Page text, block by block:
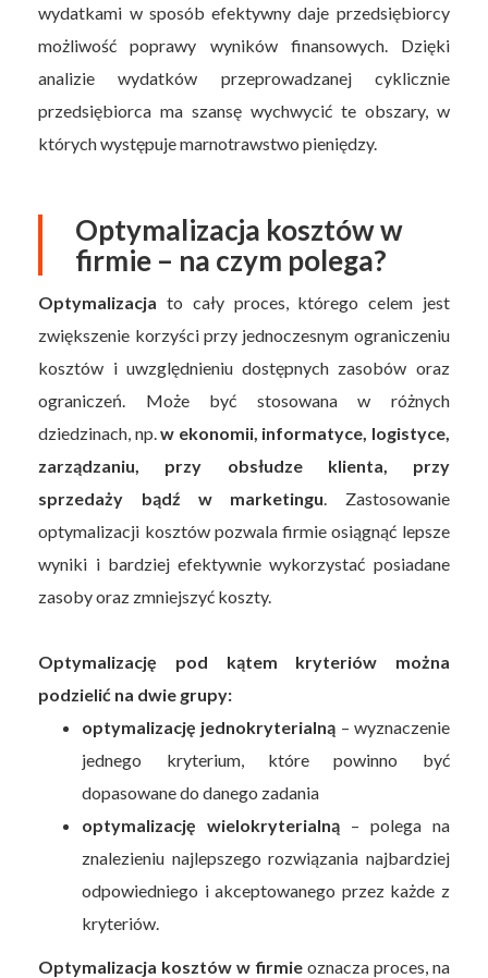
wydatkami w sposób efektywny daje przedsiębiorcy
możliwość poprawy wyników finansowych. Dzięki
analizie wydatków przeprowadzanej cyklicznie
przedsiębiorca ma szansę wychwycić te obszary, w
których występuje marnotrawstwo pieniędzy.
Optymalizacja kosztów w
firmie – na czym polega?
Optymalizacja to cały proces, którego celem jest
zwiększenie korzyści przy jednoczesnym ograniczeniu
kosztów i uwzględnieniu dostępnych zasobów oraz
ograniczeń. Może być stosowana w różnych
dziedzinach, np.w ekonomii, informatyce, logistyce,
zarządzaniu, przy obsłudze klienta, przy
sprzedaży bądź w marketingu . Zastosowanie
optymalizacji kosztów pozwala firmie osiągnąć lepsze
wyniki i bardziej efektywnie wykorzystać posiadane
zasoby oraz zmniejszyć koszty.
Optymalizację pod kątem kryteriów można
podzielić na dwie grupy:
optymalizację jednokryterialną – wyznaczenie
jednego kryterium, które powinno być
dopasowane do danego zadania
optymalizację wielokryterialną – polega na
znalezieniu najlepszego rozwiązania najbardziej
odpowiedniego i akceptowanego przez każde z
kryteriów.
Optymalizacja kosztów w firmieoznacza proces, na